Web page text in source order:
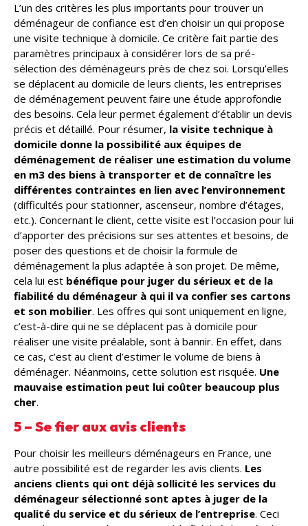
L’un des critères les plus importants pour trouver un
déménageur de confiance est d’en choisir un qui propose
une visite technique à domicile. Ce critère fait partie des
paramètres principaux à considérer lors de sa pré-
sélection des déménageurs près de chez soi. Lorsqu’elles
se déplacent au domicile de leurs clients, les entreprises
de déménagement peuvent faire une étude approfondie
des besoins. Cela leur permet également d’établir un devis
précis et détaillé. Pour résumer, la visite technique à
domicile donne la possibilité aux équipes de
déménagement de réaliser une estimation du volume
en m3 des biens à transporter et de connaître les
différentes contraintes en lien avec l’environnement
(difficultés pour stationner, ascenseur, nombre d’étages,
etc.). Concernant le client, cette visite est l’occasion pour lui
d’apporter des précisions sur ses attentes et besoins, de
poser des questions et de choisir la formule de
déménagement la plus adaptée à son projet. De même,
cela lui est bénéfique pour juger du sérieux et de la
fiabilité du déménageur à qui il va confier ses cartons
et son mobilier. Les offres qui sont uniquement en ligne,
c’est-à-dire qui ne se déplacent pas à domicile pour
réaliser une visite préalable, sont à bannir. En effet, dans
ce cas, c’est au client d’estimer le volume de biens à
déménager. Néanmoins, cette solution est risquée. Une
mauvaise estimation peut lui coûter beaucoup plus
cher.
5 – Se fier aux avis clients
Pour choisir les meilleurs déménageurs en France, une
autre possibilité est de regarder les avis clients. Les
anciens clients qui ont déjà sollicité les services du
déménageur sélectionné sont aptes à juger de la
qualité du service et du sérieux de l’entreprise. Ceci